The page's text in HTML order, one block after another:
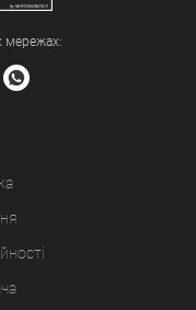
мережах: